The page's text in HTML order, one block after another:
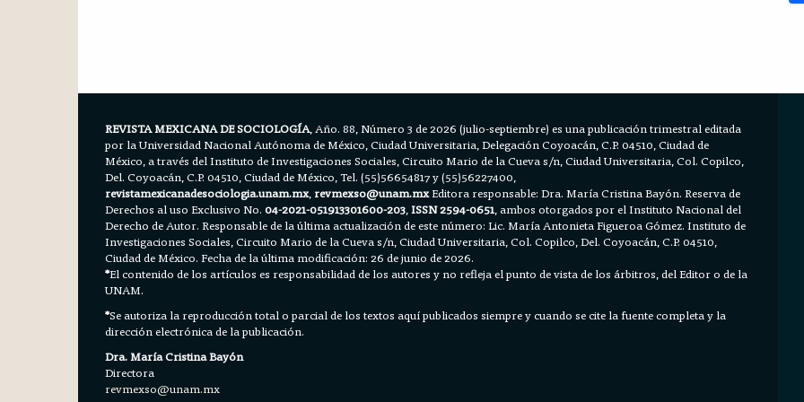
REVISTA MEXICANA DE SOCIOLOGÍA, Año. 88, Número 3 de 2026 (julio-septiembre) es una publicación trimestral editada
por la Universidad Nacional Autónoma de México, Ciudad Universitaria, Delegación Coyoacán, C.P. 04510, Ciudad de
México, a través del Instituto de Investigaciones Sociales, Circuito Mario de la Cueva s/n, Ciudad Universitaria, Col. Copilco,
Del. Coyoacán, C.P. 04510, Ciudad de México, Tel. (55)56654817 y (55)56227400,
revistamexicanadesociologia.unam.mx,revmexso@unam.mxEditora responsable: Dra. María Cristina Bayón. Reserva de
Derechos al uso Exclusivo No.04-2021-051913301600-203,ISSN 2594-0651, ambos otorgados por el Instituto Nacional del
Derecho de Autor. Responsable de la última actualización de este número: Lic. María Antonieta Figueroa Gómez. Instituto de
Investigaciones Sociales, Circuito Mario de la Cueva s/n, Ciudad Universitaria, Col. Copilco, Del. Coyoacán, C.P. 04510,
Ciudad de México. Fecha de la última modificación: 26 de junio de 2026.
*El contenido de los artículos es responsabilidad de los autores y no refleja el punto de vista de los árbitros, del Editor o de la
UNAM.
*Se autoriza la reproducción total o parcial de los textos aquí publicados siempre y cuando se cite la fuente completa y la
dirección electrónica de la publicación.
Dra. María Cristina Bayón
Directora
revmexso@unam.mx